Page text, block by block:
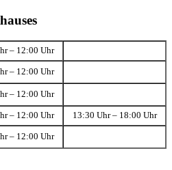
– 12:00 Uhr
– 12:00 Uhr
– 12:00 Uhr
– 12:00 Uhr 13:30 Uhr – 18:00 Uhr
– 12:00 Uhr